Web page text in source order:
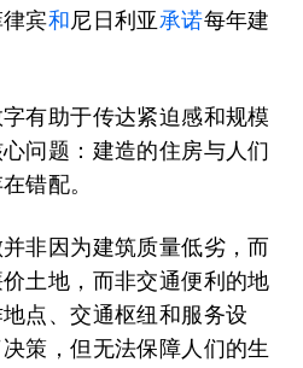
宾和尼日利亚承诺每年建
有助于传达紧迫感和规模
问题：建造的住房与人们
错配。
非因为建筑质量低劣，而
土地，而非交通便利的地
点、交通枢纽和服务设
策，但无法保障人们的生